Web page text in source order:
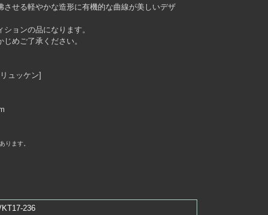
させる軽やかな造形に有機的な曲線が美しいデザ
ョンの品になります。
めご了承ください。
ュッケン]
ります。
236